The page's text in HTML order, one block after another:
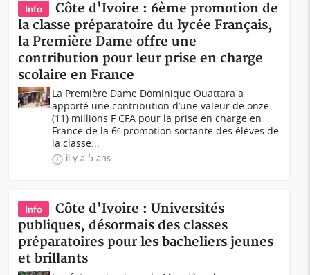
Info
Côte d'Ivoire : 6ème promotion de
la classe préparatoire du lycée Français,
la Première Dame offre une
contribution pour leur prise en charge
scolaire en France
La Première Dame Dominique Ouattara a
apporté une contribution d’une valeur de onze
(11) millions F CFA pour la prise en charge en
France de la 6ᵉ promotion sortante des élèves de
la classe...
il y a 5 ans
Info
Côte d'Ivoire : Universités
publiques, désormais des classes
préparatoires pour les bacheliers jeunes
et brillants